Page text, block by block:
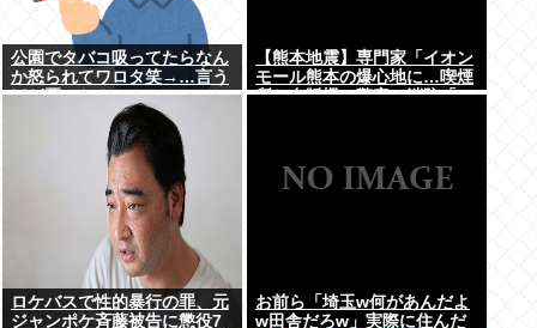
公園でタバコ吸ってたらなん
か怒られてワロタ笑→…言う
ほど悪いか？
【熊本地震】専門家「イオン
モール熊本の爆心地に…喫煙
所と自販機」警察・消防「」
ロケバスで性的暴行の罪、元
ジャンポケ斉藤被告に懲役7
お前ら「埼玉w何があんだよ
w田舎だろw」実際に住んだ